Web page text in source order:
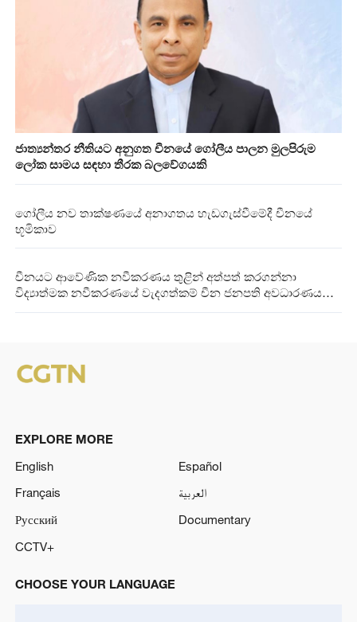
ජාත්‍යන්තර නීතියට අනුගත චීනයේ ගෝලීය පාලන මුලපිරුම
ලෝක සාමය සඳහා තීරක බලවේගයකි
ගෝලීය නව තාක්ෂණයේ අනාගතය හැඩගැස්වීමේදී චීනයේ
භූමිකාව
චීනයට ආවේණික නවීකරණය තුළින් අත්පත් කරගන්නා
විද්‍යාත්මක නවීකරණයේ වැදගත්කම් චීන ජනපති අවධාරණය
EXPLORE MORE
English
Español
Français
العربية
Русский
Documentary
CCTV+
CHOOSE YOUR LANGUAGE